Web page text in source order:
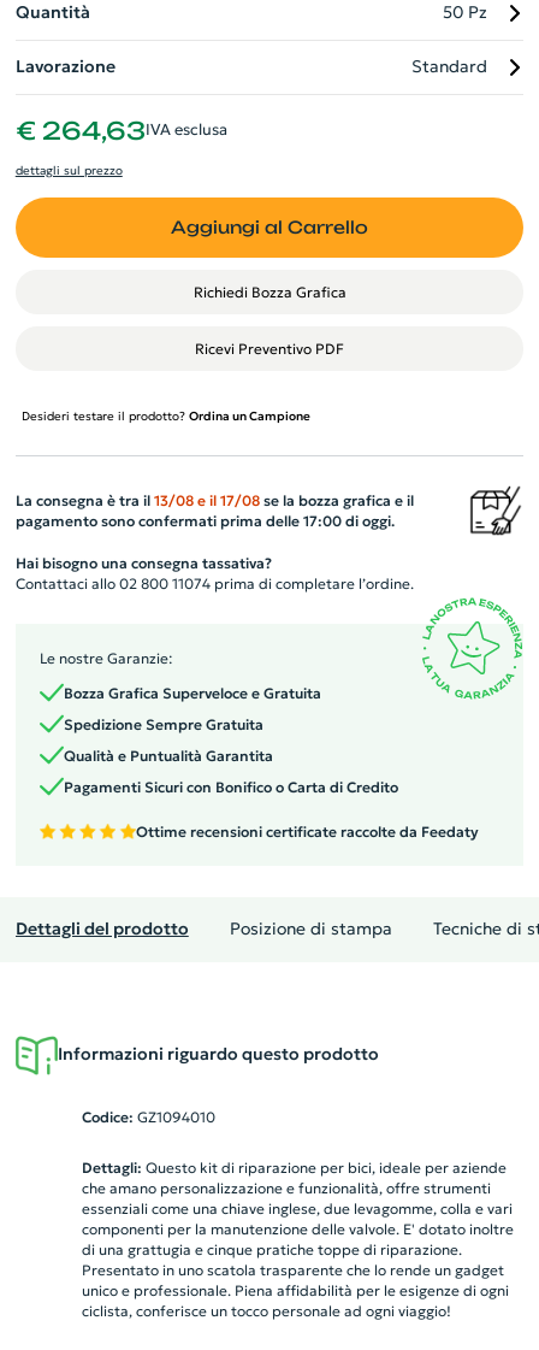
Quantità 50 Pz
Lavorazione Standard
€ 264,63IVA esclusa
dettagli sul prezzo
Aggiungi al Carrello
Richiedi Bozza Grafica
Ricevi Preventivo PDF
Desideri testare il prodotto? Ordina un Campione
La consegna è tra il 13/08 e il 17/08se la bozza grafica e il
pagamento sono confermati prima delle 17:00 di oggi.
Hai bisogno una consegna tassativa?
Contattaci allo 02 800 11074 prima di completare l’ordine.
Le nostre Garanzie:
Bozza Grafica Superveloce e Gratuita
Spedizione Sempre Gratuita
Qualità e Puntualità Garantita
Pagamenti Sicuri con Bonifico o Carta di Credito
Ottime recensioni certificate raccolte da Feedaty
Dettagli del prodotto Posizione di stampa Tecniche di
Informazioni riguardo questo prodotto
Codice: GZ1094010
Dettagli: Questo kit di riparazione per bici, ideale per aziende
che amano personalizzazione e funzionalità, offre strumenti
essenziali come una chiave inglese, due levagomme, colla e vari
componenti per la manutenzione delle valvole. E' dotato inoltre
di una grattugia e cinque pratiche toppe di riparazione.
Presentato in uno scatola trasparente che lo rende un gadget
unico e professionale. Piena affidabilità per le esigenze di ogni
ciclista, conferisce un tocco personale ad ogni viaggio!